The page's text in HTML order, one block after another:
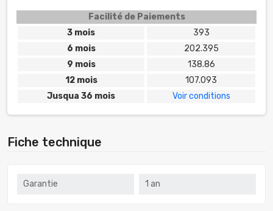
Facilité de Paiements
3 mois
393
6 mois
202.395
9 mois
138.86
12 mois
107.093
Jusqua 36 mois
Voir conditions
Fiche technique
Garantie 1 an